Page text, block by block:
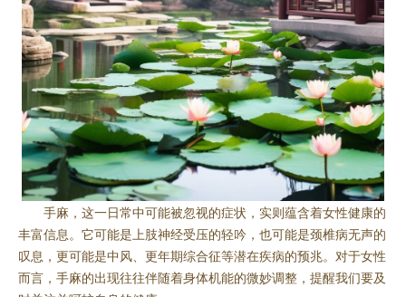
手麻，这一日常中可能被忽视的症状，实则蕴含着女性健康的
丰富信息。它可能是上肢神经受压的轻吟，也可能是颈椎病无声的
叹息，更可能是中风、更年期综合征等潜在疾病的预兆。对于女性
而言，手麻的出现往往伴随着身体机能的微妙调整，提醒我们要及